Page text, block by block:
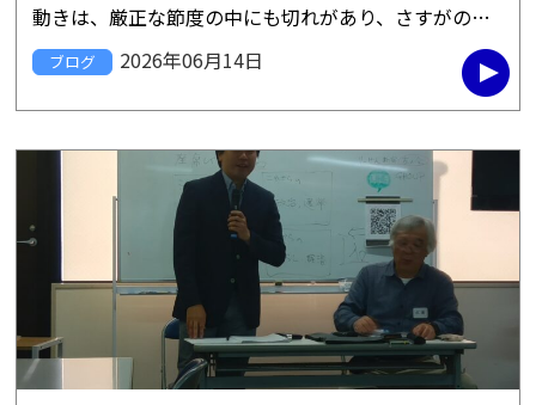
動きは、厳正な節度の中にも切れがあり、さすがの一
言。 これまで繰り返されてきた厳しい訓練が、そうし
た動きの一つ一つから伺えま […]
ブログ 2026年06月14日